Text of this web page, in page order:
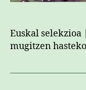
Euskal
mugitzen